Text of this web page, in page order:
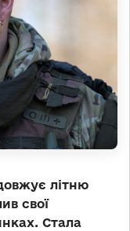
літню
свої
Стала